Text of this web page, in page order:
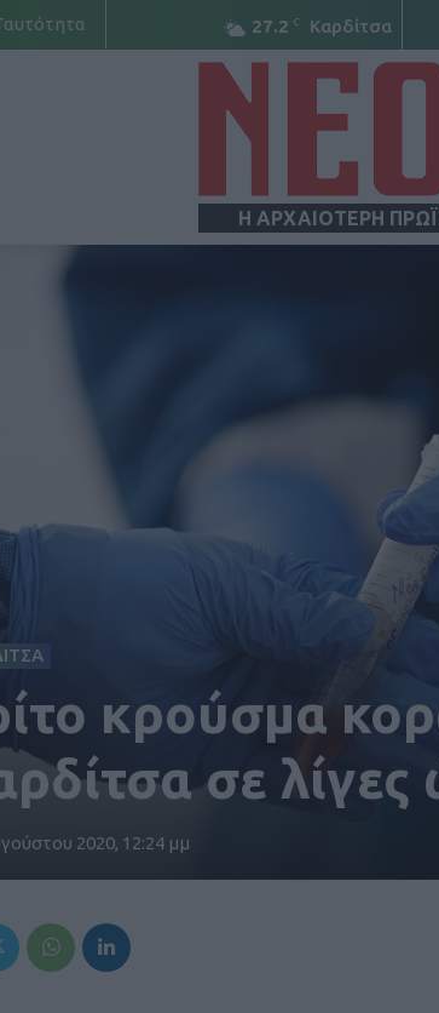
27.2 C Καρδίτσα
Η ΑΡΧΑΙΟΤΕΡΗ
κρούσμα
σε λίγες
2020, 12:24 μμ